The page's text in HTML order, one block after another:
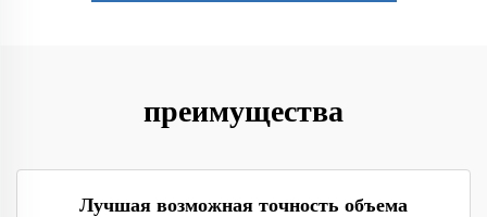
преимущества
Лучшая возможная точность объема